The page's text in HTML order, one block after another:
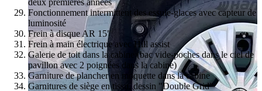
deux premières années
Fonctionnement intermittent des essuie-glaces avec capteur de
luminosité
Frein à disque AR 15"
Frein à main électrique avec Hill assist
Galerie de toit dans la cabine (bac vide-poches dans le ciel de
pavillon avec 2 poignées dans la cabine)
Garniture de plancher en moquette dans la cabine
Garnitures de siège en tissu, dessin "Double Grid"